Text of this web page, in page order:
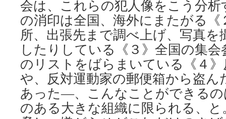
会は、これらの犯人像をこう分析
の消印は全国、海外にまたがる《
所、出張先まで調べ上げ、写真
したりしている《３》全国の集
のリストをばらまいている《４
や、反対運動家の郵便箱から盗
あった―、こんなことができるの
のある大きな組織に限られる、